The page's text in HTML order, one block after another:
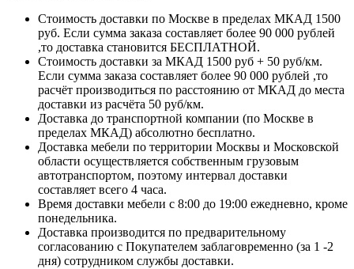
Стоимость доставки по Москве в пределах МКАД 1500
руб. Если сумма заказа составляет более 90 000 рублей
,то доставка становится БЕСПЛАТНОЙ.
Стоимость доставки за МКАД 1500 руб + 50 руб/км.
Если сумма заказа составляет более 90 000 рублей ,то
расчёт производиться по расстоянию от МКАД до места
доставки из расчёта 50 руб/км.
Доставка до транспортной компании (по Москве в
пределах МКАД) абсолютно бесплатно.
Доставка мебели по территории Москвы и Московской
области осуществляется собственным грузовым
автотранспортом, поэтому интервал доставки
составляет всего 4 часа.
Время доставки мебели с 8:00 до 19:00 ежедневно, кроме
понедельника.
Доставка производится по предварительному
согласованию с Покупателем заблаговременно (за 1 -2
дня) сотрудником службы доставки.